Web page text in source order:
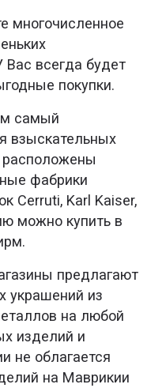
многочисленное
Вас всегда будет
покупки.
самый
взыскательных
расположены
фабрики
Cerruti, Karl Kaiser,
можно купить в
предлагают
украшений из
на любой
изделий и
не облагается
на Маврикии